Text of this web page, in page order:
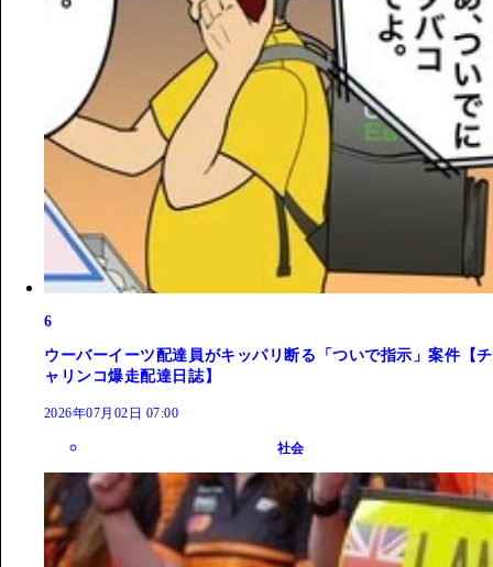
6
ウーバーイーツ配達員がキッパリ断る「ついで指示」案件【チ
ャリンコ爆走配達日誌】
2026年07月02日 07:00
社会